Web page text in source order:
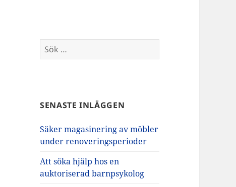
Sök
efter:
SENASTE INLÄGGEN
Säker magasinering av möbler
under renoveringsperioder
Att söka hjälp hos en
auktoriserad barnpsykolog